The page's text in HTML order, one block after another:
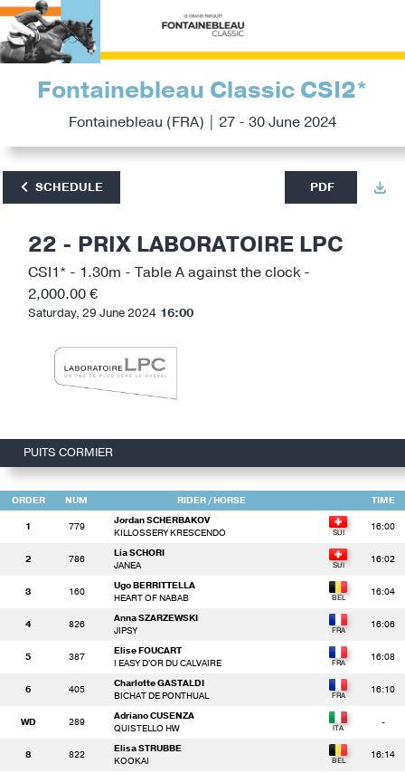
Fontainebleau Classic CSI2*
Fontainebleau (FRA) | 27 - 30 June 2024
SCHEDULE PDF
22 - PRIX LABORATOIRE LPC
CSI1* - 1.30m - Table A against the clock -
2,000.00 €
Saturday, 29 June 2024 16:00
PUITS CORMIER
ORDER NUM RIDER/ HORSE TIME
1 779
Jordan SCHERBAKOV
KILLOSSERY KRESCENDO
16:00
2 786
Lia SCHORI
JANEA
16:02
3 160
Ugo BERRITTELLA
HEART OF NABAB
16:04
4 826
Anna SZARZEWSKI
JIPSY
16:06
5 387
Elise FOUCART
I EASY D'OR DU CALVAIRE
16:08
6 405
Charlotte GASTALDI
BICHAT DE PONTHUAL
16:10
WD 289
Adriano CUSENZA
QUISTELLO HW
-
8 822
Elisa STRUBBE
KOOKAI
16:14